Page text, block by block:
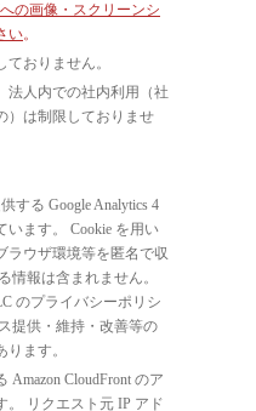
の画像・スクリーンシ
い。
おりません。
法人内での社内利用（社
）は制限しておりませ
する Google Analytics 4
います。 Cookie を用い
ラウザ環境等を匿名で収
情報は含まれません。
のプライバシーポリシ
提供・維持・改善等の
ます。
CloudFront のア
。 リクエスト元 IP アド